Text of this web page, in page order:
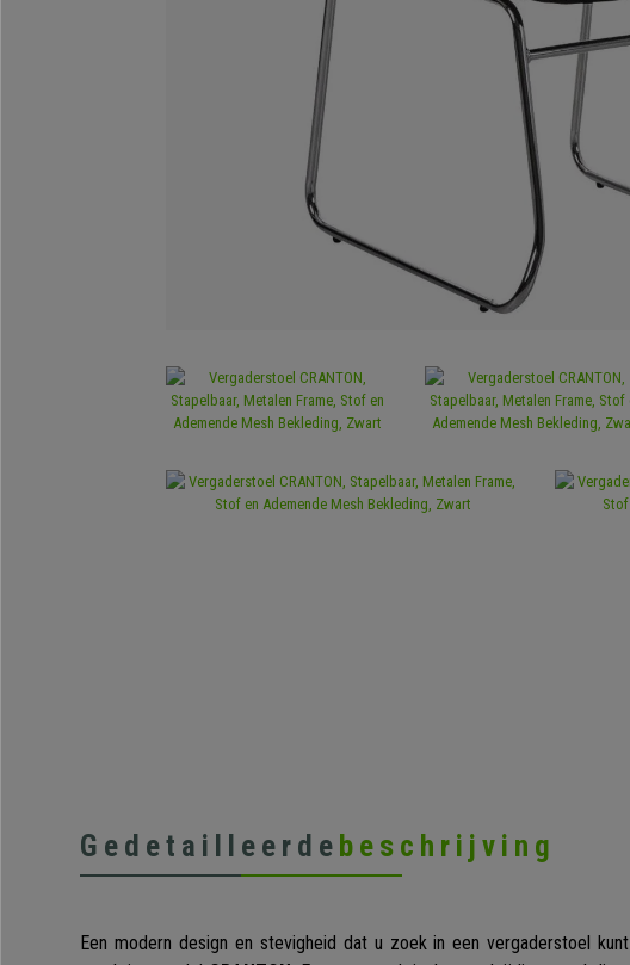
Gedetailleerde beschrijving
Een modern design en stevigheid dat u zoek in een vergaderstoel